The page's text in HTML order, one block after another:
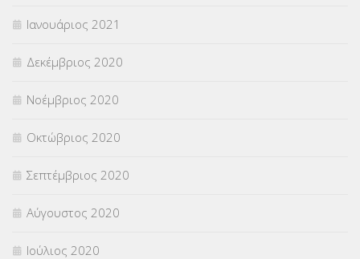
Ιανουάριος 2021
Δεκέμβριος 2020
Νοέμβριος 2020
Οκτώβριος 2020
Σεπτέμβριος 2020
Αύγουστος 2020
Ιούλιος 2020